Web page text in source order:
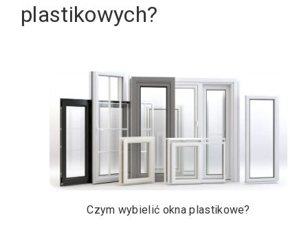
plastikowych?
Czym wybielić okna plastikowe?